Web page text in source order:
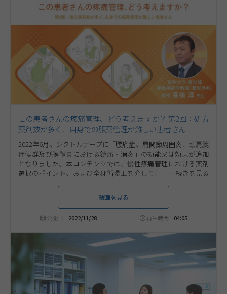
この患者さんの疼痛管理、どう考えますか？ 第2回：処方
薬剤数が多く、自身での服薬管理が難しい患者さん
2022年6月、ジクトルテープに「腰痛症、肩関節周囲炎、頸肩腕
症候群及び腱鞘炎における鎮痛・消炎」の効能又は効果が追加
となりました。本コンテンツでは、慢性疼痛管理における薬剤
選択のポイント、および全身循環血を介して鎮痛効果を発揮す
んについて、国立大学法人信州大学医学部教授高橋淳（タカハシ
ジュン）先生にご解説いただきます。第2回は「処方薬剤数が多
く、自身での服薬管理が難しい患者さん」について考えます。
動画を見る
公開日 2022/11/28 再生時間 04:05